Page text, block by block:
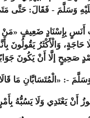
وَسَلَّمَ - فَقَالَ: حَتَّى
بِإِسْنَادٍ ضَعِيفٍ «مَنْ
حَاجَةٍ، وَالْأَكْثَرُ
صَحِيحٍ إلَّا أَنْ يَكُونَ
-: «الْمُتَسَابَّانِ مَا
أَنْ يَعْتَدِي وَلَا يَسُبُّهُ